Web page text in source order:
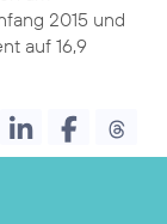
2015 und
auf 16,9